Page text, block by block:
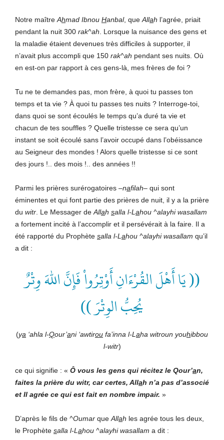
Notre maître Ahmad Ibnou Hanbal, que Allah l’agrée, priait
pendant la nuit 300 rak^ah . Lorsque la nuisance des gens et
la maladie étaient devenues très difficiles à supporter, il
n’avait plus accompli que 150 rak^ah pendant ses nuits. Où
en est-on par rapport à ces gens-là, mes frères de foi ?
Tu ne te demandes pas, mon frère, à quoi tu passes ton
temps et ta vie ? À quoi tu passes tes nuits ? Interroge-toi,
dans quoi se sont écoulés le temps qu’a duré ta vie et
chacun de tes souffles ? Quelle tristesse ce sera qu’un
instant se soit écoulé sans l’avoir occupé dans l’obéissance
au Seigneur des mondes ! Alors quelle tristesse si ce sont
des jours !.. des mois !.. des années !!
Parmi les prières surérogatoires –nafilah– qui sont
éminentes et qui font partie des prières de nuit, il y a la prière
du witr . Le Messager de Allah salla l-L ahou ^alayhi wasallam
a fortement incité à l’accomplir et il persévérait à la faire. Il a
été rapporté du Prophète salla l-L ahou ^alayhi wasallam qu’il
a dit :
(( يَا أَهْلَ القُرْءَانِ أَوْتِرُواْ فَإِنَّ اللهَ وِتْرٌ
يُحِبُّ الوِتْرَ ))
(ya ‘ahla l-Qour’ani‘awtirou fa’inna l-L aha witroun youhibbou
l-witr)
ce qui signifie : « Ô vous les gens qui récitez le Qour’an,
faites la prière du witr, carcertes, Allah n’a pas d’associé
et Il agrée ce qui est fait en nombre impair. »
D’après le fils de ^Oumar que Allah les agrée tous les deux,
le Prophète salla l-L ahou ^alayhi wasallam a dit :